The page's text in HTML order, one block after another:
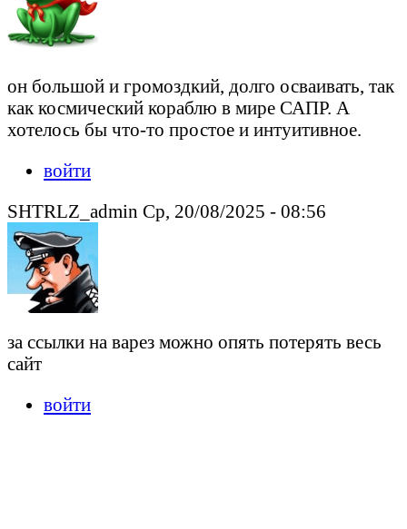
он большой и громоздкий, долго осваивать, так
как космический кораблю в мире САПР. А
хотелось бы что-то простое и интуитивное.
войти
SHTRLZ_admin Ср, 20/08/2025 - 08:56
за ссылки на варез можно опять потерять весь
сайт
войти